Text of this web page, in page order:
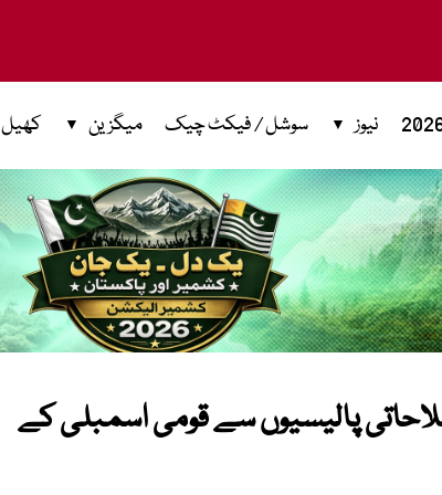
نیوز سوشل / فیکٹ چیک میگزین کھیل
پالیسیوں سے قومی اسمبلی کے